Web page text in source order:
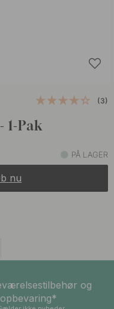
(3)
1-Pak
PÅ LAGER
nu
og
opbevaring*